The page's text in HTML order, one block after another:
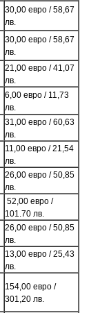
30,00 евро / 58,67
лв.
30,00 евро / 58,67
лв.
21,00 евро / 41,07
лв.
6,00 евро / 11,73
лв.
31,00 евро / 60,63
лв.
11,00 евро / 21,54
лв.
26,00 евро / 50,85
лв.
52,00 евро /
101.70 лв.
26,00 евро / 50,85
лв.
13,00 евро / 25,43
лв.
154,00 евро /
301,20 лв.